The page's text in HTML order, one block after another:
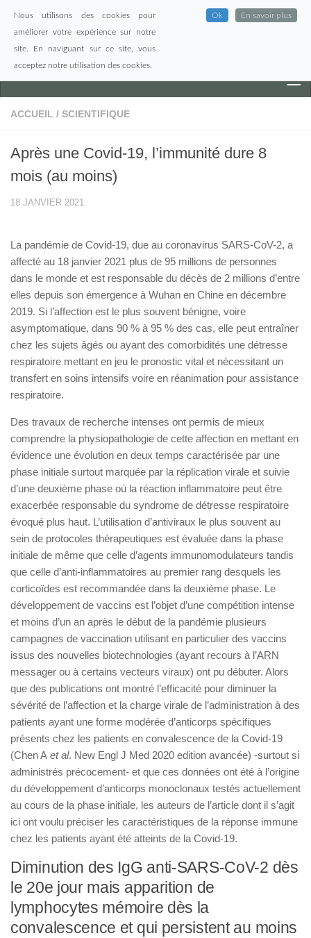
Skip to content
ACCUEIL / SCIENTIFIQUE
Après une Covid-19, l’immunité dure 8
mois (au moins)
18 JANVIER 2021
La pandémie de Covid-19, due au coronavirus SARS-CoV-2, a
affecté au 18 janvier 2021 plus de 95 millions de personnes
dans le monde et est responsable du décès de 2 millions d’entre
elles depuis son émergence à Wuhan en Chine en décembre
2019. Si l’affection est le plus souvent bénigne, voire
asymptomatique, dans 90 % à 95 % des cas, elle peut entraîner
chez les sujets âgés ou ayant des comorbidités une détresse
respiratoire mettant en jeu le pronostic vital et nécessitant un
transfert en soins intensifs voire en réanimation pour assistance
respiratoire.
Des travaux de recherche intenses ont permis de mieux
comprendre la physiopathologie de cette affection en mettant en
évidence une évolution en deux temps caractérisée par une
phase initiale surtout marquée par la réplication virale et suivie
d’une deuxième phase où la réaction inflammatoire peut être
exacerbée responsable du syndrome de détresse respiratoire
évoqué plus haut. L’utilisation d’antiviraux le plus souvent au
sein de protocoles thérapeutiques est évaluée dans la phase
initiale de même que celle d’agents immunomodulateurs tandis
que celle d’anti-inflammatoires au premier rang desquels les
corticoïdes est recommandée dans la deuxième phase. Le
développement de vaccins est l’objet d’une compétition intense
et moins d’un an après le début de la pandémie plusieurs
campagnes de vaccination utilisant en particulier des vaccins
issus des nouvelles biotechnologies (ayant recours à l’ARN
messager ou à certains vecteurs viraux) ont pu débuter. Alors
que des publications ont montré l’efficacité pour diminuer la
sévérité de l’affection et la charge virale de l’administration à des
patients ayant une forme modérée d’anticorps spécifiques
présents chez les patients en convalescence de la Covid-19
(Chen A et al. New Engl J Med 2020 edition avancée) -surtout si
administrés précocement- et que ces données ont été à l’origine
du développement d’anticorps monoclonaux testés actuellement
au cours de la phase initiale, les auteurs de l’article dont il s’agit
ici ont voulu préciser les caractéristiques de la réponse immune
chez les patients ayant été atteints de la Covid-19.
Diminution des IgG anti-SARS-CoV-2 dès
le 20e jour mais apparition de
lymphocytes mémoire dès la
convalescence et qui persistent au moins
Nous utilisons des cookies pour
améliorer votre expérience sur notre
site. En naviguant sur ce site, vous
acceptez notre utilisation des cookies.
Ok En savoir plus